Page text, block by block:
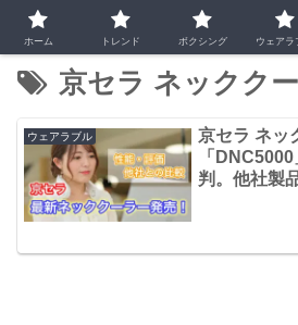
京セラ ネックク
ウェアラブル
京セラ ネッ
「
判。他社製
ホーム トレンド ボクシング ウェアラ